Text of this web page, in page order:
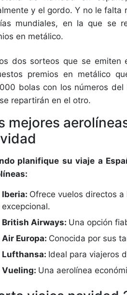
y el gordo. Y no le falta
mundiales, en la que se
en metálico.
dos sorteos que se emiten
premios en metálico
bolas con los números
repartirán en el otro.
mejores
planifique su viaje a
Iberia: Ofrece vuelos directos
excepcional.
British Airways: Una opción
Air Europa: Conocida por sus
Lufthansa: Ideal para viajeros
Vueling: Una aerolínea